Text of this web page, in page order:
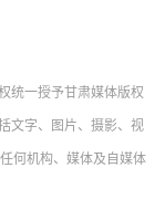
统一授予甘肃媒体版权
文字、图片、摄影、视
何机构、媒体及自媒体